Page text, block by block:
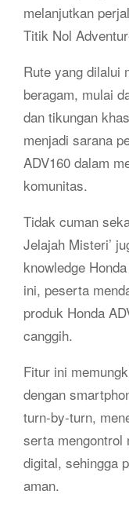
melanjutkan
Titik Nol
Rute yang dilalui
beragam, mulai
dan tikungan
menjadi sarana
ADV160 dalam
komunitas.
Tidak cuman
Jelajah Misteri’
knowledge
ini, peserta
produk Honda
canggih.
Fitur ini
dengan
turn-by-turn,
serta mengontrol
digital, sehingga
aman.